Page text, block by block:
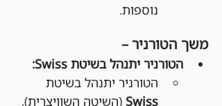
נוספות.
משך הטורניר –
הטורניר יתנהל בשיטת Swiss:
הטורניר יתנהל בשיטת
Swiss (השיטה השוויצרית),